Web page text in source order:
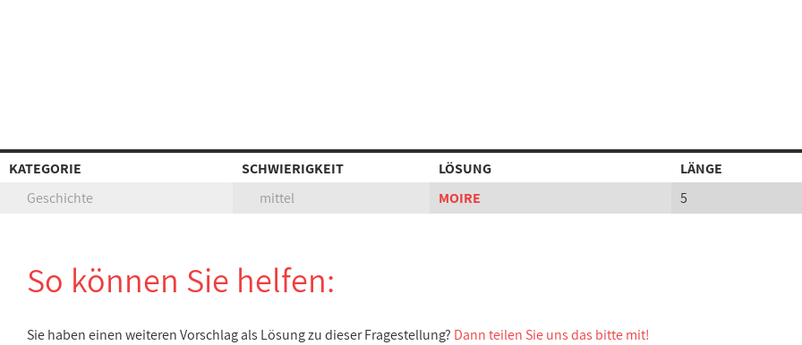
KATEGORIE SCHWIERIGKEIT LÖSUNG
LÄNGE
Geschichte
mittel MOIRE 5
So können Sie helfen:
Sie haben einen weiteren Vorschlag als Lösung zu dieser Fragestellung? Dann teilen Sie uns das bitte mit!